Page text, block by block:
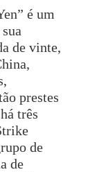
é um
de vinte,
prestes
três
de
de